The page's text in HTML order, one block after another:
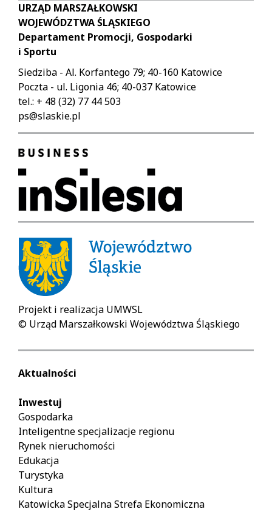
URZĄD MARSZAŁKOWSKI
WOJEWÓDZTWA ŚLĄSKIEGO
Departament Promocji, Gospodarki
i Sportu
Siedziba - Al. Korfantego 79; 40-160 Katowice
Poczta - ul. Ligonia 46; 40-037 Katowice
tel.: + 48 (32) 77 44 503
ps@slaskie.pl
Projekt i realizacja UMWSL
© Urząd Marszałkowski Województwa Śląskiego
Aktualności
Inwestuj
Gospodarka
Inteligentne specjalizacje regionu
Rynek nieruchomości
Edukacja
Turystyka
Kultura
Katowicka Specjalna Strefa Ekonomiczna